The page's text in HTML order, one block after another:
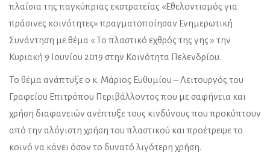
πλαίσια της παγκύπριας εκστρατείας «Εθελοντισμός για
πράσινες κοινότητες» πραγματοποίησαν Ενημερωτική
Συνάντηση με θέμα « Το πλαστικό εχθρός της γης » την
Κυριακή 9 Ιουνίου 2019 στην Κοινότητα Πελενδρίου.
Το θέμα ανάπτυξε ο κ. Μάριος Ευθυμίου – Λειτουργός του
Γραφείου Επιτρόπου Περιβάλλοντος που με σαφήνεια και
χρήση διαφανειών ανέπτυξε τους κινδύνους που προκύπτουν
από την αλόγιστη χρήση του πλαστικού και προέτρεψε το
κοινό να κάνει όσον το δυνατό λιγότερη χρήση.